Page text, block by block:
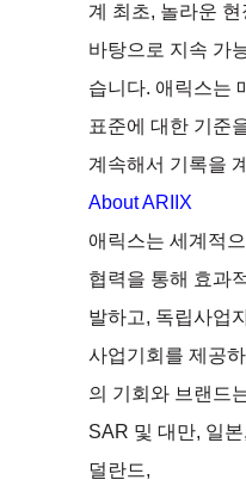
계 최초, 놀라운
바탕으로 지속 가
습니다. 애릭스는
표준에 대한 기준
계속해서 기록을
About ARIIX
애릭스는 세계적
협력을 통해 효과
발하고, 독립사업
사업기회를 제공
의 기회와 브랜드
SAR 및 대만, 일
덜란드,